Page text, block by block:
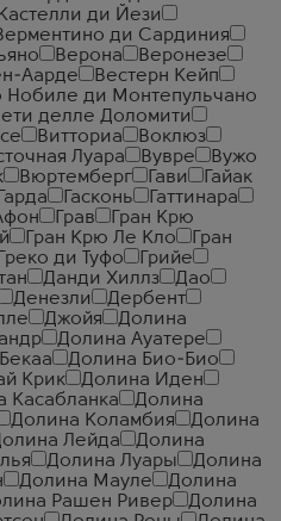
ди Йези
ди Сардиния
Верона
Веронезе
Аарде
Вестерн Кейп
Нобиле ди Монтепульчано
делле Доломити
Витториа
Воклюз
Луара Вувре
Вужо
Вюртемберг Гави
Гайак
Гарда Гасконь
Гаттинара
Грав
Гран Крю
Гран Крю Ле Кло
Гран
Греко ди Туфо
Грийе
Данди Хиллз
Дао
Денезли
Дербент
Джойя
Долина
Долина Ауатере
Долина Био-Био
Крик
Долина Иден
Касабланка
Долина
Долина Коламбия
Долина
Лейда
Долина
Долина Луары
Долина
Долина Мауле
Долина
Рашен Ривер
Долина